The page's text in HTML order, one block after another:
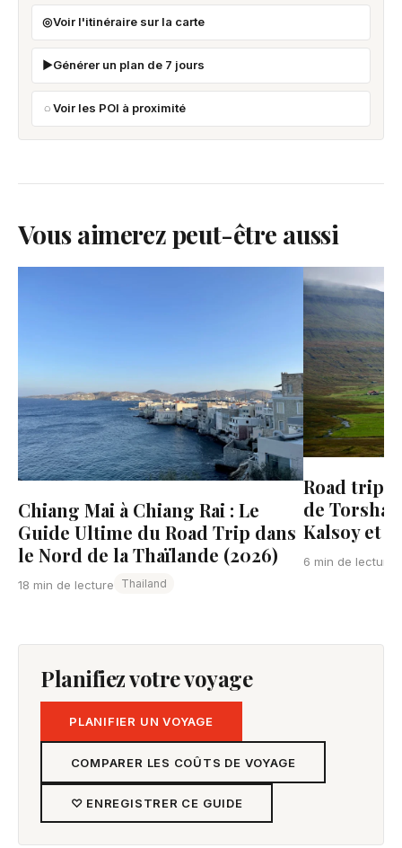
Voir l'itinéraire sur la carte
Générer un plan de 7 jours
Voir les POI à proximité
Vous aimerez peut-être aussi
Chiang Mai à Chiang Rai : Le
Guide Ultime du Road Trip dans
le Nord de la Thaïlande (2026)
18 min de lecture Thailand
Road trip
de
Kalsoy et
6 min de lecture
Planifiez votre voyage
PLANIFIER UN VOYAGE
COMPARER LES COÛTS DE VOYAGE
♡ ENREGISTRER CE GUIDE